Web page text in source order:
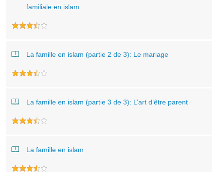
familiale en islam
La famille en islam (partie 2 de 3): Le mariage
La famille en islam (partie 3 de 3): L’art d’être parent
La famille en islam